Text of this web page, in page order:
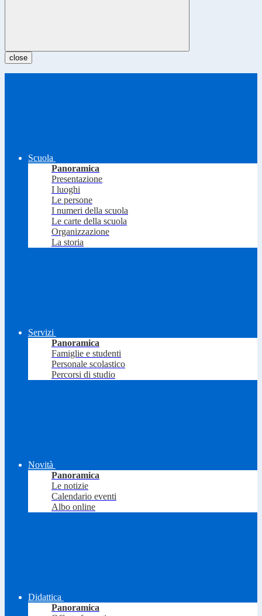
close
Scuola
Panoramica
Presentazione
I luoghi
Le persone
I numeri della scuola
Le carte della scuola
Organizzazione
La storia
Servizi
Panoramica
Famiglie e studenti
Personale scolastico
Percorsi di studio
Novità
Panoramica
Le notizie
Calendario eventi
Albo online
Didattica
Panoramica